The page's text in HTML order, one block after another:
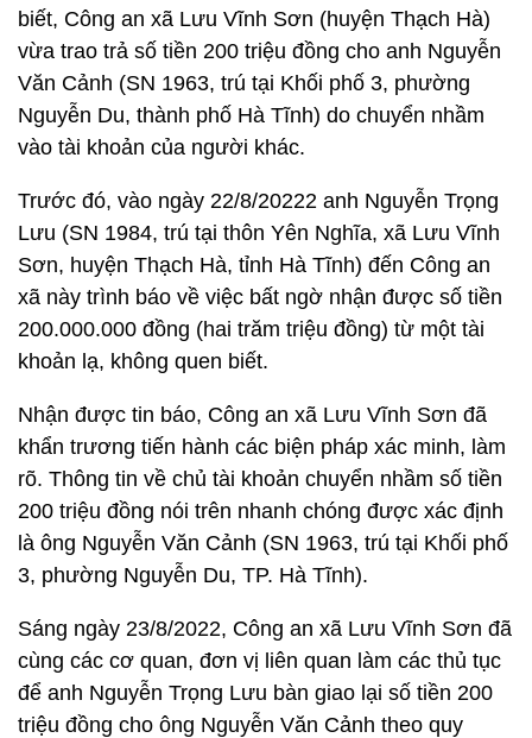
biết, Công an xã Lưu Vĩnh Sơn (huyện Thạch Hà)
vừa trao trả số tiền 200 triệu đồng cho anh Nguyễn
Văn Cảnh (SN 1963, trú tại Khối phố 3, phường
Nguyễn Du, thành phố Hà Tĩnh) do chuyển nhầm
vào tài khoản của người khác.
Trước đó, vào ngày 22/8/20222 anh Nguyễn Trọng
Lưu (SN 1984, trú tại thôn Yên Nghĩa, xã Lưu Vĩnh
Sơn, huyện Thạch Hà, tỉnh Hà Tĩnh) đến Công an
xã này trình báo về việc bất ngờ nhận được số tiền
200.000.000 đồng (hai trăm triệu đồng) từ một tài
khoản lạ, không quen biết.
Nhận được tin báo, Công an xã Lưu Vĩnh Sơn đã
khẩn trương tiến hành các biện pháp xác minh, làm
rõ. Thông tin về chủ tài khoản chuyển nhầm số tiền
200 triệu đồng nói trên nhanh chóng được xác định
là ông Nguyễn Văn Cảnh (SN 1963, trú tại Khối phố
3, phường Nguyễn Du, TP. Hà Tĩnh).
Sáng ngày 23/8/2022, Công an xã Lưu Vĩnh Sơn đã
cùng các cơ quan, đơn vị liên quan làm các thủ tục
để anh Nguyễn Trọng Lưu bàn giao lại số tiền 200
triệu đồng cho ông Nguyễn Văn Cảnh theo quy